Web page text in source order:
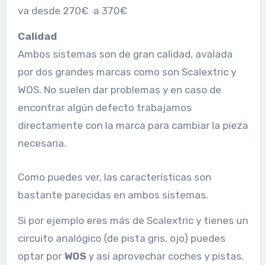
va desde 270€ a 370€
Calidad
Ambos sistemas son de gran calidad, avalada
por dos grandes marcas como son Scalextric y
WOS. No suelen dar problemas y en caso de
encontrar algún defecto trabajamos
directamente con la marca para cambiar la pieza
necesaria.
Como puedes ver, las características son
bastante parecidas en ambos sistemas.
Si por ejemplo eres más de Scalextric y tienes un
circuito analógico (de pista gris, ojo) puedes
optar por WOSy así aprovechar coches y pistas.